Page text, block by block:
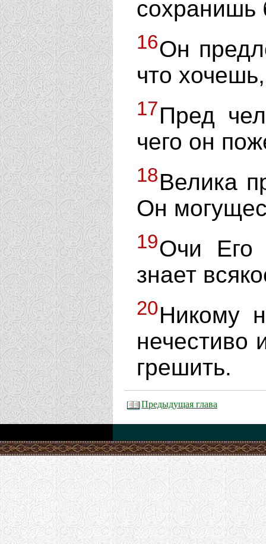
сохранишь
16Он
что
17Пред
чего он
18Велика
Он
19Очи
знает
20Никому
нечестиво
грешить.
Предыдущая глава